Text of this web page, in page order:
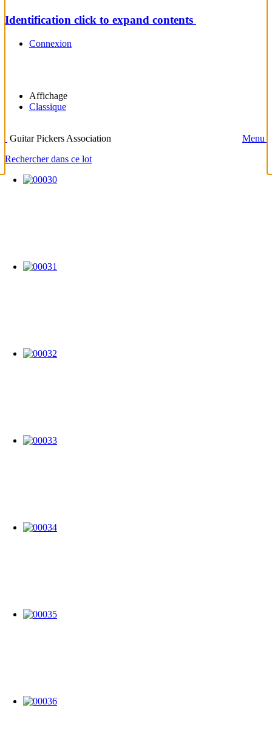
Identification click to expand contents
Connexion
Affichage
Classique
Guitar Pickers Association
Menu
Rechercher dans ce lot